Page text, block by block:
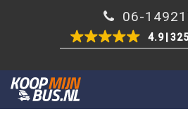
06-
4.9
GRATIS UW